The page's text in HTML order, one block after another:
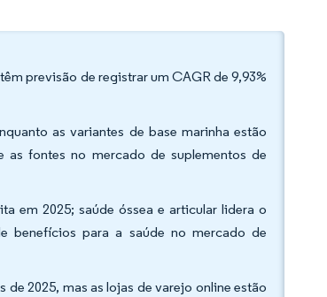
previsão de registrar um CAGR de 9,93%
as variantes de base marinha estão
fontes no mercado de suplementos de
em 2025; saúde óssea e articular lidera o
benefícios para a saúde no mercado de
2025, mas as lojas de varejo online estão